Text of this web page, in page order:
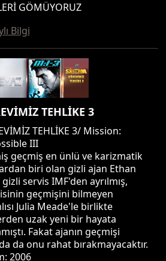
GÖMÜYORUZ
Bilgi
TEHLİKE 3
TEHLİKE 3/ Mission:
III
geçmiş en ünlü ve karizmatik
biri olan gizli ajan Ethan
servis IMF'den ayrılmış,
geçmişini bilmeyen
Julia Meade'le birlikte
uzak yeni bir hayata
Fakat ajanın geçmişi
da onu rahat bırakmayacaktır.
2006